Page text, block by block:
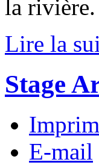
la rivière.
Lire la
Stage
E-mail